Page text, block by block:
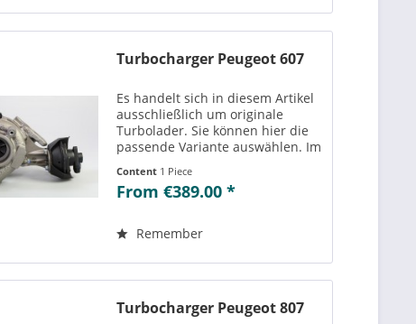
Turbocharger Peugeot 607
Es handelt sich in diesem Artikel
ausschließlich um originale
Turbolader. Sie können hier die
passende Variante auswählen. Im
Teilenummern“ können Sie die zu
der ausgewählten Variante
einsehen....
Content 1 Piece
From €389.00 *
Remember
Turbocharger Peugeot 807